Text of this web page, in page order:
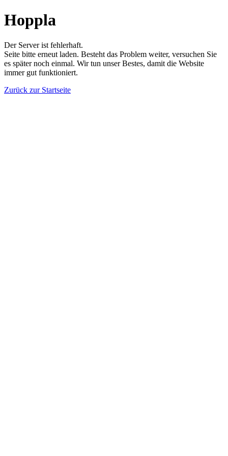
Hoppla
Der Server ist fehlerhaft.
Seite bitte erneut laden. Besteht das Problem weiter, versuchen Sie
es später noch einmal. Wir tun unser Bestes, damit die Website
immer gut funktioniert.
Zurück zur Startseite